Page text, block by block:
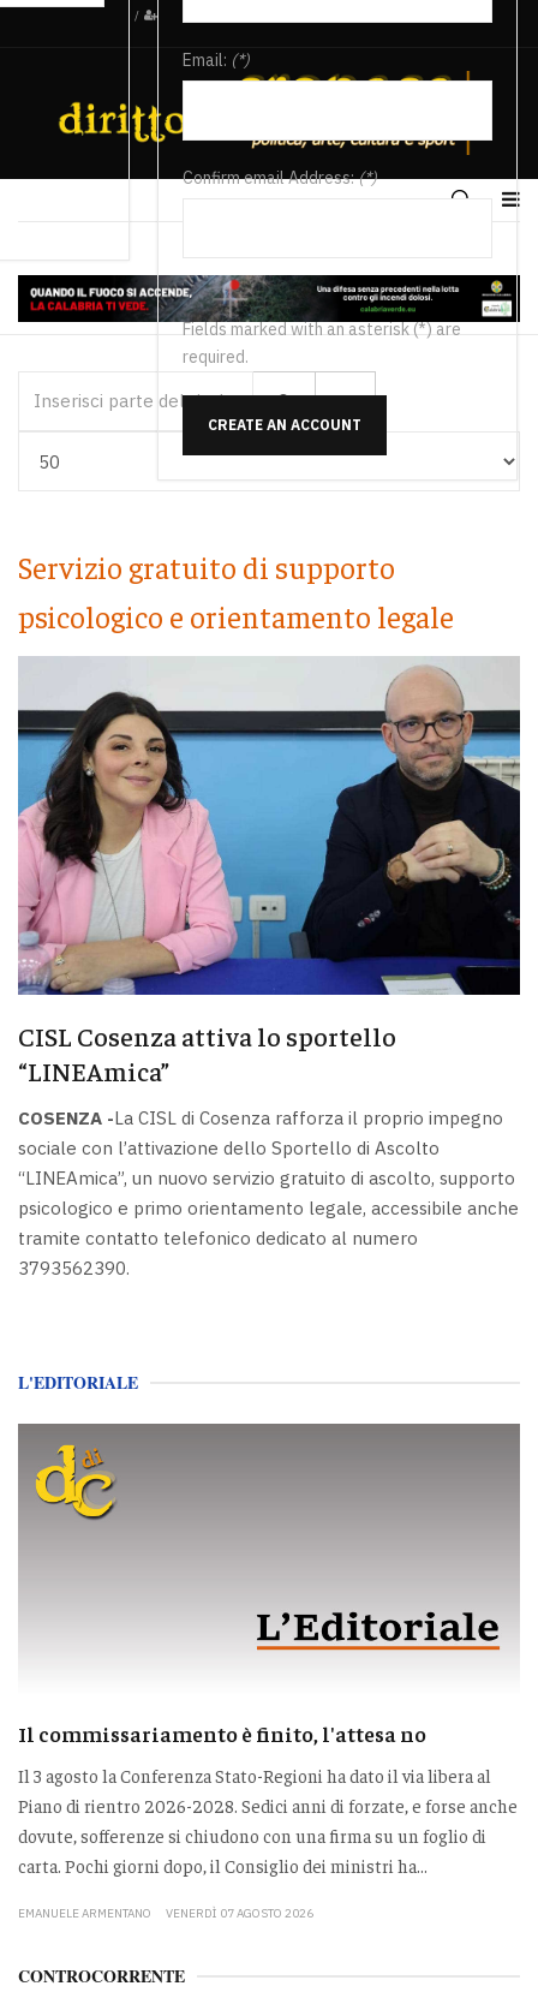
/
Email: (*)
Confirm email Address:(*)
Fields marked with an asterisk (*) are
required.
CREATE AN ACCOUNT
Servizio gratuito di supporto
psicologico e orientamento legale
CISL Cosenza attiva lo sportello
“LINEAmica”
COSENZA -La CISL di Cosenza rafforza il proprio impegno
sociale con l’attivazione dello Sportello di Ascolto
“LINEAmica”, un nuovo servizio gratuito di ascolto, supporto
psicologico e primo orientamento legale, accessibile anche
tramite contatto telefonico dedicato al numero
3793562390.
L'EDITORIALE
Il commissariamento è finito, l'attesa no
Il 3 agosto la Conferenza Stato-Regioni ha dato il via libera al
Piano di rientro 2026-2028. Sedici anni di forzate, e forse anche
dovute, sofferenze si chiudono con una firma su un foglio di
carta. Pochi giorni dopo, il Consiglio dei ministri ha...
EMANUELE ARMENTANO VENERDÌ 07 AGOSTO 2026
CONTROCORRENTE